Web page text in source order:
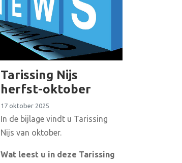
Tarissing Nijs
herfst-oktober
17 oktober 2025
In de bijlage vindt u Tarissing
Nijs van oktober.
Wat leest u in deze Tarissing